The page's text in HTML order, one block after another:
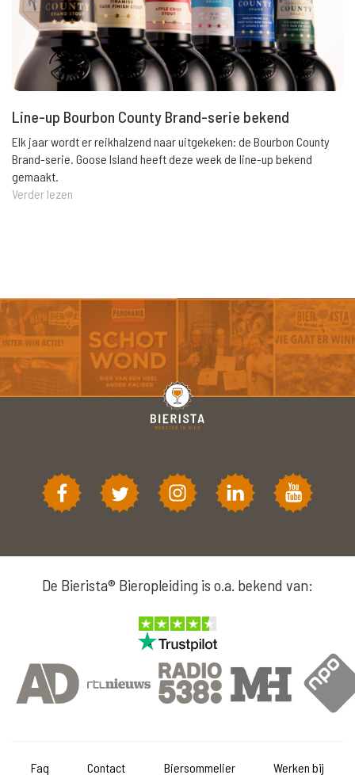
Line-up Bourbon County Brand-serie bekend
Elk jaar wordt er reikhalzend naar uitgekeken: de Bourbon County
Brand-serie. Goose Island heeft deze week de line-up bekend
gemaakt.
Verder lezen
De Bierista® Bieropleiding is o.a. bekend van:
Faq Contact Biersommelier Werken bij